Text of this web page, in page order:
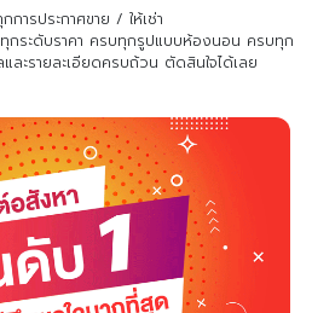
การประกาศขาย / ให้เช่า
กระดับราคา ครบทุกรูปแบบห้องนอน ครบทุก
ละรายละเอียดครบถ้วน ตัดสินใจได้เลย